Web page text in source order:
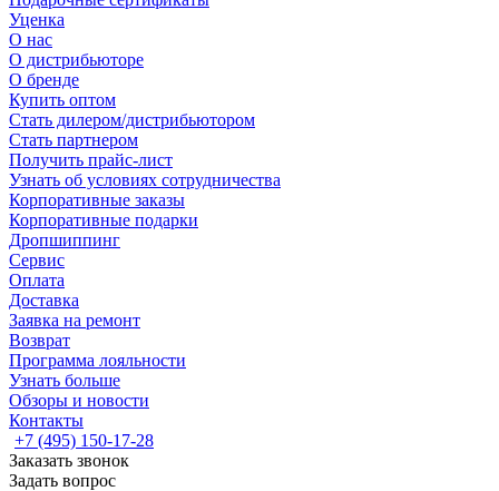
Уценка
О нас
О дистрибьюторе
О бренде
Купить оптом
Стать дилером/дистрибьютором
Стать партнером
Получить прайс-лист
Узнать об условиях сотрудничества
Корпоративные заказы
Корпоративные подарки
Дропшиппинг
Сервис
Оплата
Доставка
Заявка на ремонт
Возврат
Программа лояльности
Узнать больше
Обзоры и новости
Контакты
+7 (495) 150-17-28
Заказать звонок
Задать вопрос